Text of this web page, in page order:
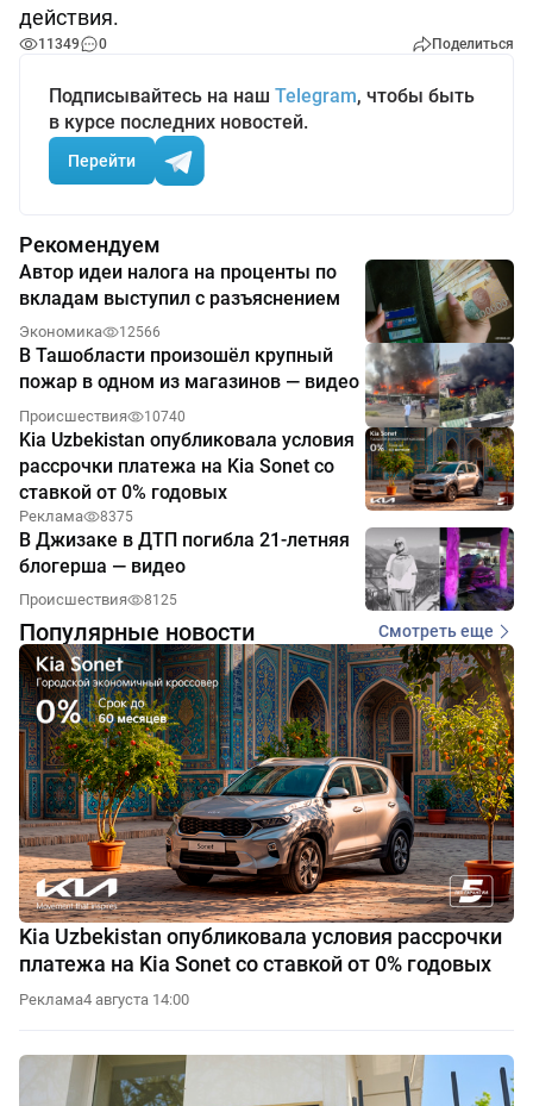
действия.
11349 0 Поделиться
Подписывайтесь на наш Telegram, чтобы быть
в курсе последних новостей.
Перейти
Рекомендуем
Автор идеи налога на проценты по
вкладам выступил с разъяснением
Экономика 12566
В Ташобласти произошёл крупный
пожар в одном из магазинов — видео
Происшествия 10740
Kia Uzbekistan опубликовала условия
рассрочки платежа на Kia Sonet со
ставкой от 0% годовых
Реклама 8375
В Джизаке в ДТП погибла 21-летняя
блогерша — видео
Происшествия 8125
Популярные новости Смотреть еще
Kia Uzbekistan опубликовала условия рассрочки
платежа на Kia Sonet со ставкой от 0% годовых
Реклама4 августа 14:00